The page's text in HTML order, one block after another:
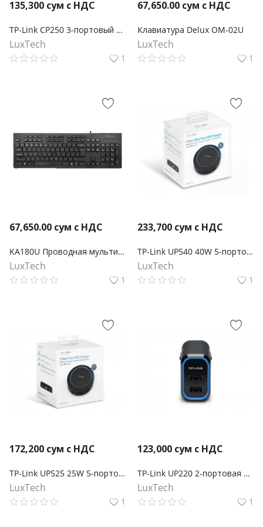
135,300 сум с НДС
TP-Link CP250 3-портовый адаптер питания для прикуривателя с 2-портовым USB-зарядным устройством
LuxTech
1
67,650.00 сум с НДС
Клавиатура Delux OM-02U
LuxTech
1
67,650.00 сум с НДС
KA180U Проводная мультимедийная клавиатура
LuxTech
1
233,700 сум с НДС
TP-Link UP540 40W 5-портовая USB Зарядка
LuxTech
1
172,200 сум с НДС
TP-Link UP525 25W 5-портовая USB Зарядка
LuxTech
1
123,000 сум с НДС
TP-Link UP220 2-портовая USB Зарядка
LuxTech
1